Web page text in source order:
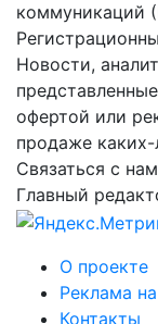
коммуникаций
Новости,
офертой или
продаже
Связаться с
Главный
О проекте
Реклама
Контакты